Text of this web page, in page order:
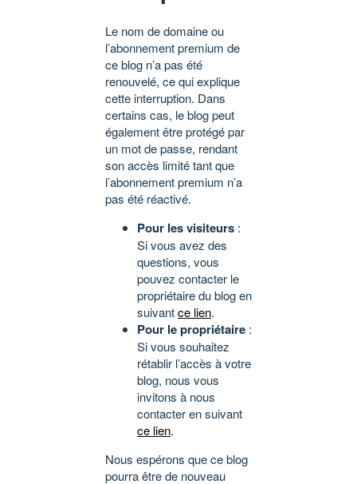
Le nom de domaine ou
l’abonnement premium de
ce blog n’a pas été
renouvelé, ce qui explique
cette interruption. Dans
certains cas, le blog peut
également être protégé par
un mot de passe, rendant
son accès limité tant que
l’abonnement premium n’a
pas été réactivé.
Pour les visiteurs :
Si vous avez des
questions, vous
pouvez contacter le
propriétaire du blog en
suivantce lien.
Pour le propriétaire :
Si vous souhaitez
rétablir l’accès à votre
blog, nous vous
invitons à nous
contacter en suivant
ce lien.
Nous espérons que ce blog
pourra être de nouveau